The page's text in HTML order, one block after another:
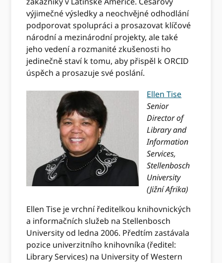
výjimečné výsledky a neochvějné odhodlání
podporovat spolupráci a prosazovat klíčové
národní a mezinárodní projekty, ale také
jeho vedení a rozmanité zkušenosti ho
jedinečně staví k tomu, aby přispěl k ORCID
úspěch a prosazuje své poslání.
Ellen Tise
Senior
Director of
Library and
Information
Services,
Stellenbosch
University
(Jižní Afrika)
Ellen Tise je vrchní ředitelkou knihovnických
a informačních služeb na Stellenbosch
University od ledna 2006. Předtím zastávala
pozice univerzitního knihovníka (ředitel:
Library Services) na University of Western